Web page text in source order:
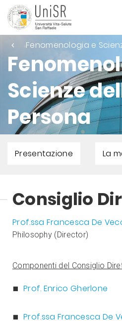
Fenomenologia e
Scienze
Persona
Presentazione La
Consiglio
Prof.ssa Francesca De
Philosophy (Director)
Componenti del Consiglio
Prof. Enrico Gherlone
Prof.ssa Francesca De